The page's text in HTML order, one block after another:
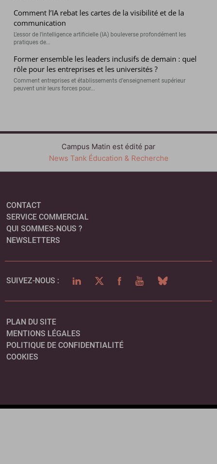
Comment l’IA rebat les cartes de la visibilité et de la
communication
L’essor de l’intelligence artificielle (IA) bouleverse profondément les
pratiques de...
Former ensemble les leaders inclusifs de demain : quel
rôle pour les entreprises et les universités ?
Comment entreprises et établissements d’enseignement supérieur
peuvent unir leurs forces pour...
Campus Matin est édité par
News Tank Éducation & Recherche
CONTACT
SERVICE COMMERCIAL
QUI SOMMES-NOUS ?
NEWSLETTERS
SUIVEZ-NOUS : LINKEDINTWITTERFACEBOOKYOUTUBEBLUESKY
PLAN DU SITE
MENTIONS LÉGALES
POLITIQUE DE CONFIDENTIALITÉ
COOKIES